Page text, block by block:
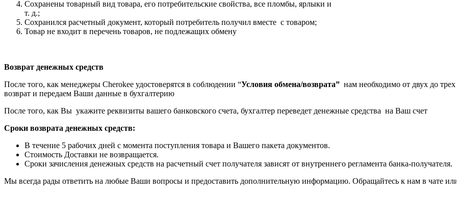
Сохранены товарный вид товара, его потребительские свойства, все пломбы, ярлыки и
т. д.;
Сохранился расчетный документ, который потребитель получил вместе с товаром;
Товар не входит в перечень товаров, не подлежащих обмену
Возврат денежных средств
После того, как менеджеры Cherokee удостоверятся в соблюдении “Условия обмена/возврата” нам необходимо от двух до
возврат и передаем Ваши данные в бухгалтерию
После того, как Вы укажите реквизиты вашего банковского счета, бухгалтер переведет денежные средства на Ваш счет
Сроки возврата денежных средств:
В течение 5 рабочих дней с момента поступления товара и Вашего пакета документов.
Стоимость Доставки не возвращается.
Сроки зачисления денежных средств на расчетный счет получателя зависят от внутреннего регламента банка-получателя.
Мы всегда рады ответить на любые Ваши вопросы и предоставить дополнительную информацию. Обращайтесь к нам в чате